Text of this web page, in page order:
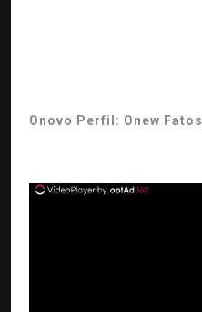
Onovo Perfil: Onew Fatos